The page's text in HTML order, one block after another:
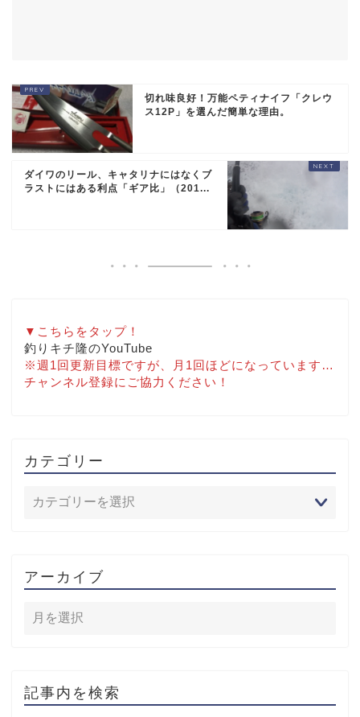
切れ味良好！万能ペティナイフ「クレウ
ス12P」を選んだ簡単な理由。
ダイワのリール、キャタリナにはなくブ
ラストにはある利点「ギア比」（201...
▼こちらをタップ！
釣りキチ隆のYouTube
※週1回更新目標ですが、月1回ほどになっています…
チャンネル登録にご協力ください！
カテゴリー
アーカイブ
記事内を検索